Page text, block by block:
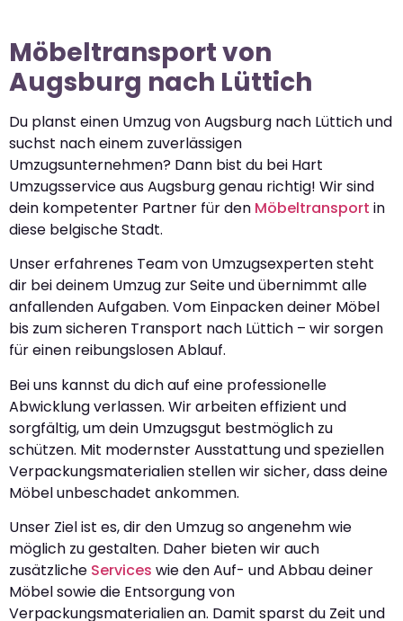
Möbeltransport von
Augsburg nach Lüttich
Du planst einen Umzug von Augsburg nach Lüttich und
suchst nach einem zuverlässigen
Umzugsunternehmen? Dann bist du bei Hart
Umzugsservice aus Augsburg genau richtig! Wir sind
dein kompetenter Partner für den Möbeltransport in
diese belgische Stadt.
Unser erfahrenes Team von Umzugsexperten steht
dir bei deinem Umzug zur Seite und übernimmt alle
anfallenden Aufgaben. Vom Einpacken deiner Möbel
bis zum sicheren Transport nach Lüttich – wir sorgen
für einen reibungslosen Ablauf.
Bei uns kannst du dich auf eine professionelle
Abwicklung verlassen. Wir arbeiten effizient und
sorgfältig, um dein Umzugsgut bestmöglich zu
schützen. Mit modernster Ausstattung und speziellen
Verpackungsmaterialien stellen wir sicher, dass deine
Möbel unbeschadet ankommen.
Unser Ziel ist es, dir den Umzug so angenehm wie
möglich zu gestalten. Daher bieten wir auch
zusätzliche Services wie den Auf- und Abbau deiner
Möbel sowie die Entsorgung von
Verpackungsmaterialien an. Damit sparst du Zeit und